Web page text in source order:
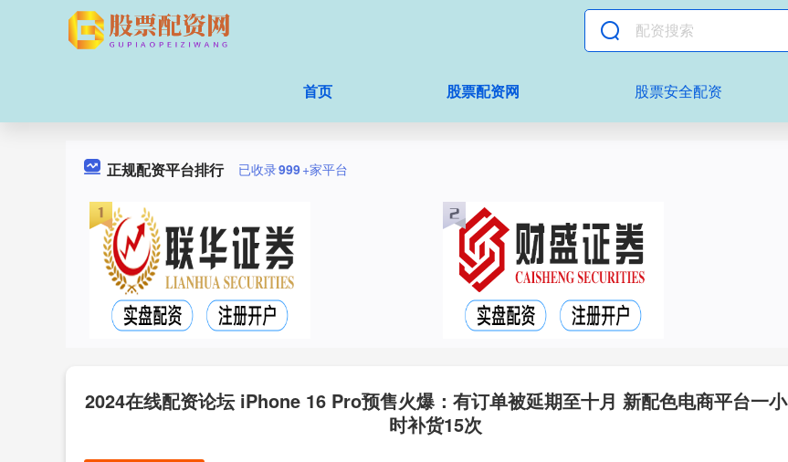
首页 股票配资网 股票安全配资
正规配资平台排行 已收录999+家平台
2024在线配资论坛 iPhone 16 Pro预售火爆：有订单被延期至十月 新配色电商平台一小
时补货15次